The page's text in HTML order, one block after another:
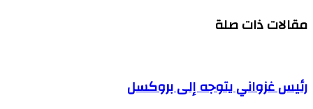
مقالات ذات صلة
رئيس غزواني يتوجه إلى بروكسل